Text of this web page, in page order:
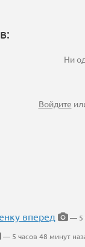
Ни
Войдите
вперед
— 5
— 5 часов 48 минут